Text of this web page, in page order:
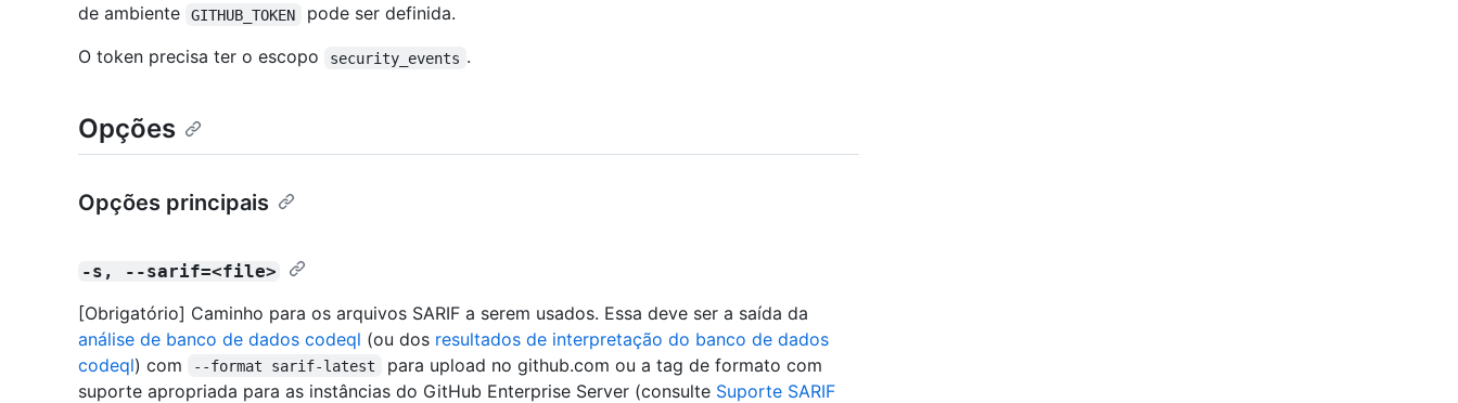
de ambiente
GITHUB_TOKEN
pode ser definida.
O token precisa ter o escopo
security_events .
Opções
Opções principais
-s, --sarif=<file>
[Obrigatório] Caminho para os arquivos SARIF a serem usados. Essa deve ser a saída da
análise de banco de dados codeql (ou dos resultados de interpretação do banco de dados
codeql) com --format sarif-latest
para upload no github.com ou a tag de formato com
suporte apropriada para as instâncias do GitHub Enterprise Server (consulte Suporte SARIF